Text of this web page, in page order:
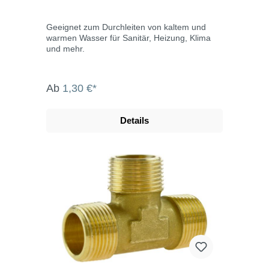
Geeignet zum Durchleiten von kaltem und
warmen Wasser für Sanitär, Heizung, Klima
und mehr.
Ab 1,30 €*
Details